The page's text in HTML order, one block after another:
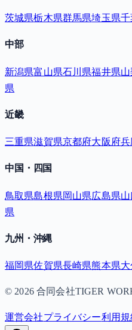
茨城県栃木県群馬県埼玉県千
中部
新潟県富山県石川県福井県
県
近畿
三重県滋賀県京都府大阪府兵
中国・四国
鳥取県島根県岡山県広島県
県
九州・沖縄
福岡県佐賀県長崎県熊本県
© 2026合同会社TIGER
運営会社プライバシー利用規